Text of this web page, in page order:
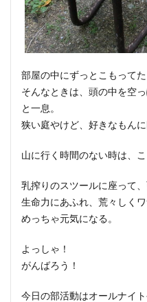
部屋の中にずっとこもって
そんなときは、頭の中を空
と一息。
狭い庭やけど、好きなもん
山に行く時間のない時は、
乳搾りのスツールに座って
生命力にあふれ、荒々しく
めっちゃ元気になる。
よっしゃ！
がんばろう！
今日の部活動はオールナイト